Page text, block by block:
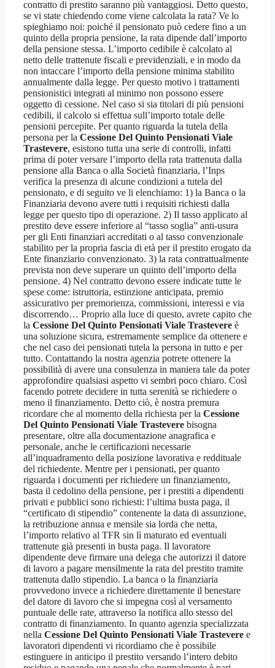
contratto di prestito saranno più vantaggiosi. Detto questo,
se vi state chiedendo come viene calcolata la rata? Ve lo
spieghiamo noi: poiché il pensionato può cedere fino a un
quinto della propria pensione, la rata dipende dall’importo
della pensione stessa. L’importo cedibile è calcolato al
netto delle trattenute fiscali e previdenziali, e in modo da
non intaccare l’importo della pensione minima stabilito
annualmente dalla legge. Per questo motivo i trattamenti
pensionistici integrati al minimo non possono essere
oggetto di cessione. Nel caso si sia titolari di più pensioni
cedibili, il calcolo si effettua sull’importo totale delle
pensioni percepite. Per quanto riguarda la tutela della
persona per la Cessione Del Quinto Pensionati Viale
Trastevere, esistono tutta una serie di controlli, infatti
prima di poter versare l’importo della rata trattenuta dalla
pensione alla Banca o alla Società finanziaria, l’Inps
verifica la presenza di alcune condizioni a tutela del
pensionato, e di seguito ve li elenchiamo: 1) la Banca o la
Finanziaria devono avere tutti i requisiti richiesti dalla
legge per questo tipo di operazione. 2) Il tasso applicato al
prestito deve essere inferiore al “tasso soglia” anti-usura
per gli Enti finanziari accreditati o al tasso convenzionale
stabilito per la propria fascia di età per il prestito erogato da
Ente finanziario convenzionato. 3) la rata contrattualmente
prevista non deve superare un quinto dell’importo della
pensione. 4) Nel contratto devono essere indicate tutte le
spese come: istruttoria, estinzione anticipata, premio
assicurativo per premorienza, commissioni, interessi e via
discorrendo… Proprio alla luce di questo, avrete capito che
la Cessione Del Quinto Pensionati Viale Trastevere è
una soluzione sicura, estremamente semplice da ottenere e
che nel caso dei pensionati tutela la persona in tutto e per
tutto. Contattando la nostra agenzia potrete ottenere la
possibilità di avere una consulenza in maniera tale da poter
approfondire qualsiasi aspetto vi sembri poco chiaro. Così
facendo potrete decidere in tutta serenità se richiedere o
meno il finanziamento. Detto ciò, è nostra premura
ricordare che al momento della richiesta per la Cessione
Del Quinto Pensionati Viale Trastevere bisogna
presentare, oltre alla documentazione anagrafica e
personale, anche le certificazioni necessarie
all’inquadramento della posizione lavorativa e reddituale
del richiedente. Mentre per i pensionati, per quanto
riguarda i documenti per richiedere un finanziamento,
basta il cedolino della pensione, per i prestiti a dipendenti
privati e pubblici sono richiesti: l’ultima busta paga, il
“certificato di stipendio” contenente la data di assunzione,
la retribuzione annua e mensile sia lorda che netta,
l’importo relativo al TFR sin lì maturato ed eventuali
trattenute già presenti in busta paga. Il lavoratore
dipendente deve firmare una delega che autorizzi il datore
di lavoro a pagare mensilmente la rata del prestito tramite
trattenuta dallo stipendio. La banca o la finanziaria
provvedono invece a richiedere direttamente il benestare
del datore di lavoro che si impegna così al versamento
puntuale delle rate, attraverso la notifica allo stesso del
contratto di finanziamento. In quanto agenzia specializzata
nella Cessione Del Quinto Pensionati Viale Trastevere e
lavoratori dipendenti vi ricordiamo che è possibile
estinguere in anticipo il prestito versando l’intero debito